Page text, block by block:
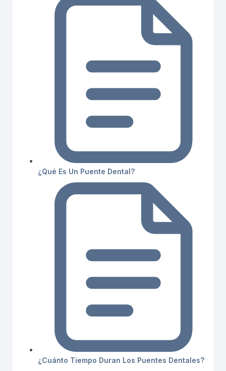
¿Qué Es Un Puente Dental?
¿Cuánto Tiempo Duran Los Puentes Dentales?